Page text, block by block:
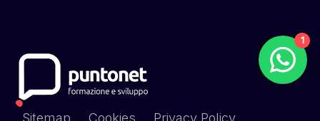
Sitemap Cookies Privacy Policy
1